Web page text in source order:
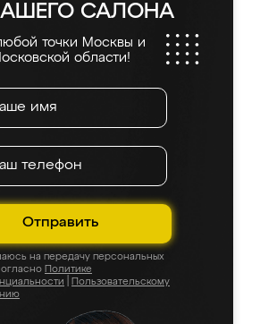
САЛОНА
точки Москвы и
области!
Отправить
на передачу персональных
Политике
Пользовательскому